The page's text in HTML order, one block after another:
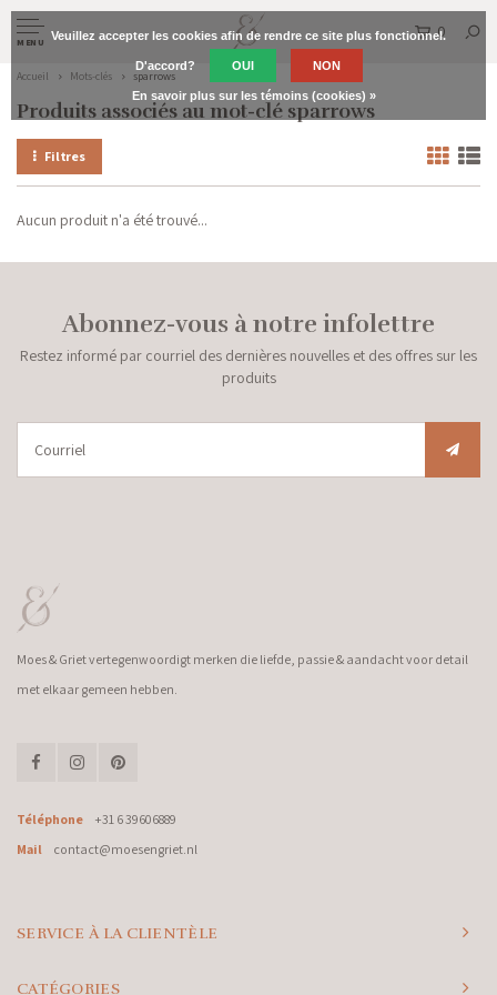
MENU
0
Accueil Mots-clés sparrows
Produits associés au mot-clé sparrows
Filtres
Aucun produit n'a été trouvé...
Abonnez-vous à notre infolettre
Restez informé par courriel des dernières nouvelles et des offres sur les
produits
Moes & Griet vertegenwoordigt merken die liefde, passie & aandacht voor detail
met elkaar gemeen hebben.
Téléphone
+31 6 39606889
Mail
contact@moesengriet.nl
SERVICE À LA CLIENTÈLE
CATÉGORIES
Veuillez accepter les cookies afin de rendre ce site plus fonctionnel.
D'accord? OUI NON
En savoir plus sur les témoins (cookies) »